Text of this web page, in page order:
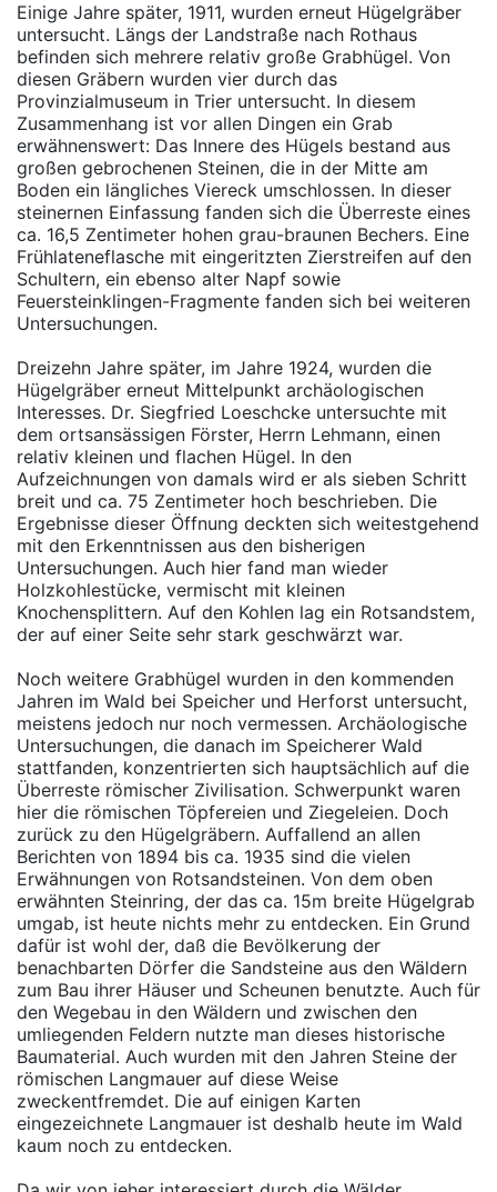
Einige Jahre später, 1911, wurden erneut Hügelgräber
untersucht. Längs der Landstraße nach Rothaus
befinden sich mehrere relativ große Grabhügel. Von
diesen Gräbern wurden vier durch das
Provinzialmuseum in Trier untersucht. In diesem
Zusammenhang ist vor allen Dingen ein Grab
erwähnenswert: Das Innere des Hügels bestand aus
großen gebrochenen Steinen, die in der Mitte am
Boden ein längliches Viereck umschlossen. In dieser
steinernen Einfassung fanden sich die Überreste eines
ca. 16,5 Zentimeter hohen grau-braunen Bechers. Eine
Frühlateneflasche mit eingeritzten Zierstreifen auf den
Schultern, ein ebenso alter Napf sowie
Feuersteinklingen-Fragmente fanden sich bei weiteren
Untersuchungen.
Dreizehn Jahre später, im Jahre 1924, wurden die
Hügelgräber erneut Mittelpunkt archäologischen
Interesses. Dr. Siegfried Loeschcke untersuchte mit
dem ortsansässigen Förster, Herrn Lehmann, einen
relativ kleinen und flachen Hügel. In den
Aufzeichnungen von damals wird er als sieben Schritt
breit und ca. 75 Zentimeter hoch beschrieben. Die
Ergebnisse dieser Öffnung deckten sich weitestgehend
mit den Erkenntnissen aus den bisherigen
Untersuchungen. Auch hier fand man wieder
Holzkohlestücke, vermischt mit kleinen
Knochensplittern. Auf den Kohlen lag ein Rotsandstem,
der auf einer Seite sehr stark geschwärzt war.
Noch weitere Grabhügel wurden in den kommenden
Jahren im Wald bei Speicher und Herforst untersucht,
meistens jedoch nur noch vermessen. Archäologische
Untersuchungen, die danach im Speicherer Wald
stattfanden, konzentrierten sich hauptsächlich auf die
Überreste römischer Zivilisation. Schwerpunkt waren
hier die römischen Töpfereien und Ziegeleien. Doch
zurück zu den Hügelgräbern. Auffallend an allen
Berichten von 1894 bis ca. 1935 sind die vielen
Erwähnungen von Rotsandsteinen. Von dem oben
erwähnten Steinring, der das ca. 15m breite Hügelgrab
umgab, ist heute nichts mehr zu entdecken. Ein Grund
dafür ist wohl der, daß die Bevölkerung der
benachbarten Dörfer die Sandsteine aus den Wäldern
zum Bau ihrer Häuser und Scheunen benutzte. Auch für
den Wegebau in den Wäldern und zwischen den
umliegenden Feldern nutzte man dieses historische
Baumaterial. Auch wurden mit den Jahren Steine der
römischen Langmauer auf diese Weise
zweckentfremdet. Die auf einigen Karten
eingezeichnete Langmauer ist deshalb heute im Wald
kaum noch zu entdecken.